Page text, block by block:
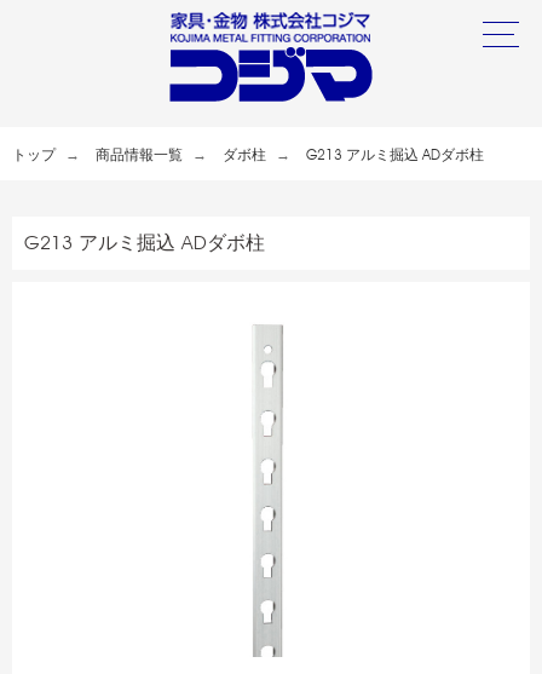
トップ 商品情報一覧 ダボ柱 G213 アルミ掘込 ADダボ柱
G213 アルミ掘込 ADダボ柱